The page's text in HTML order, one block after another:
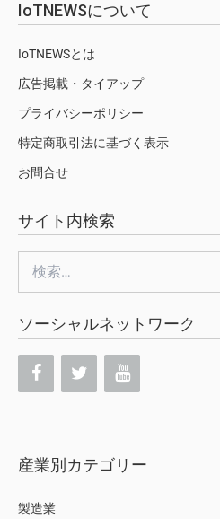
IoTNEWSについて
IoTNEWSとは
広告掲載・タイアップ
プライバシーポリシー
特定商取引法に基づく表示
お問合せ
サイト内検索
索:
ソーシャルネットワーク
産業別カテゴリー
製造業